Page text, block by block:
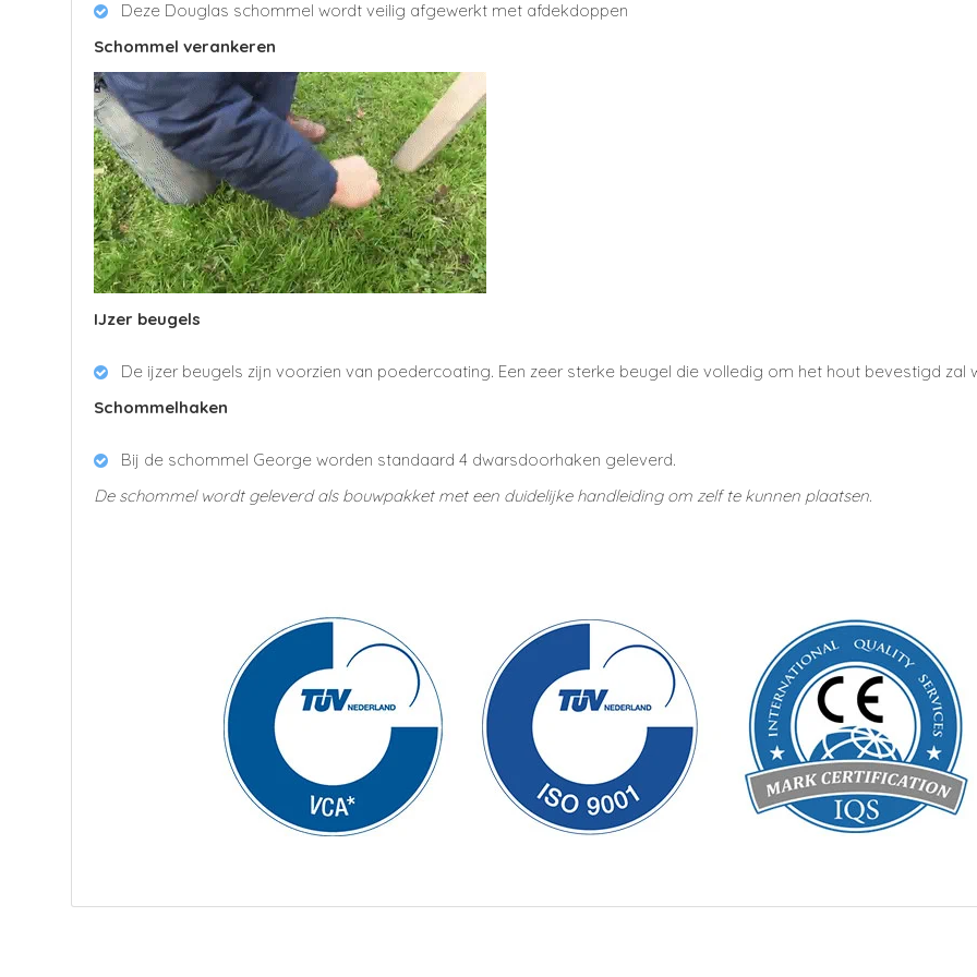
Deze Douglas schommel wordt veilig afgewerkt met afdekdoppen
Schommel verankeren
IJzer beugels
De ijzer beugels zijn voorzien van poedercoating. Een zeer sterke beugel die volledig om het hout bevestigd zal
Schommelhaken
Bij de schommel George worden standaard 4 dwarsdoorhaken geleverd.
De schommel wordt geleverd als bouwpakket met een duidelijke handleiding om zelf te kunnen plaatsen.